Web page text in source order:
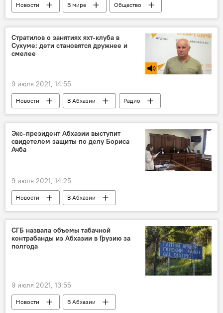
Новости В мире Общество
Стратилов о занятиях яхт-клуба в
Сухуме: дети становятся дружнее и
смелее
9 июля 2021, 14:55
Новости В Абхазии Радио
Экс-президент Абхазии выступит
свидетелем защиты по делу Бориса
Ачба
9 июля 2021, 14:25
Новости В Абхазии
СГБ назвала объемы табачной
контрабанды из Абхазии в Грузию за
полгода
9 июля 2021, 13:55
Новости В Абхазии